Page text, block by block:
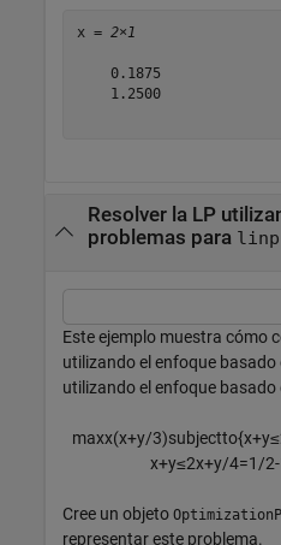
x = 2×1
    0.1875
    1.2500
Resolver la LP
problemas para
Este ejemplo muestra cómo
utilizando el enfoque
utilizando el enfoque basado
maxx(x+y/3)subjectto{x+y≤
x+y≤2x+y/4=1 /2-
Cree un objeto
representar este problema.